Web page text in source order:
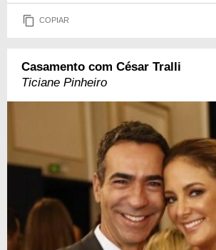
COPIAR
Casamento com César Tralli
Ticiane Pinheiro